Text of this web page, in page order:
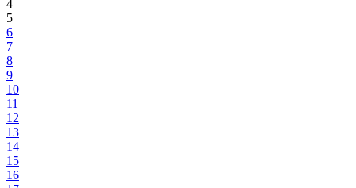
4
5
6
7
8
9
10
11
12
13
14
15
16